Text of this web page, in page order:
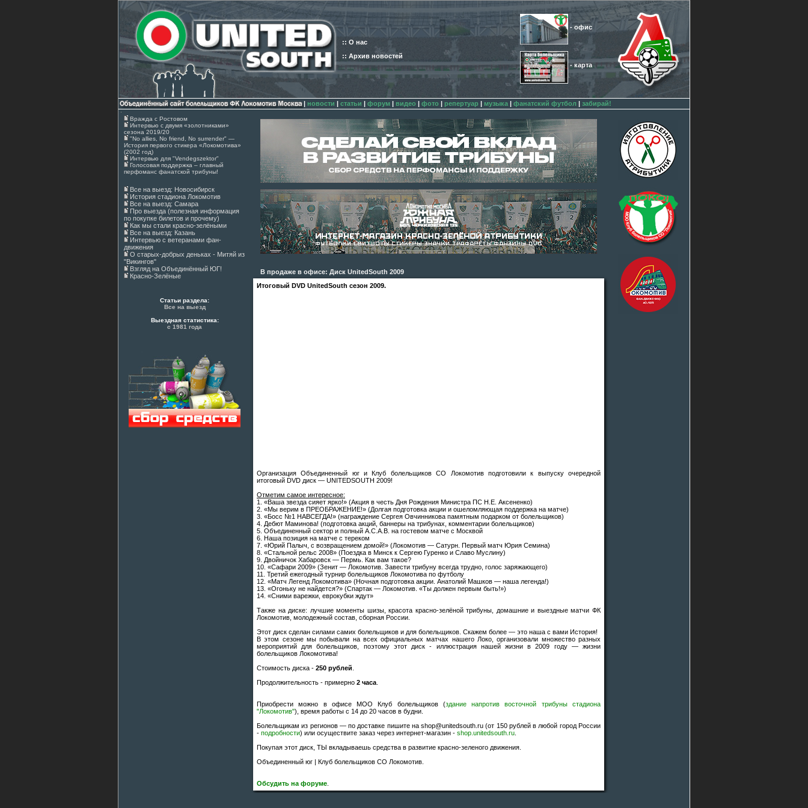
:: О нас
:: Архив новостей
- офис
- карта
| новости | статьи | форум | видео | фото | репертуар | музыка | фанатский футбол | забирай!
Вражда с Ростовом
Интервью с двумя «золотниками»
сезона 2019/20
"No allies, No friend, No surrender" —
История первого стикера «Локомотива»
(2002 год)
Интервью для "Vendegszektor"
Голосовая поддержка – главный
перфоманс фанатской трибуны!
Все на выезд: Новосибирск
История стадиона Локомотив
Все на выезд: Самара
Про выезда (полезная информация
по покупке билетов и прочему)
Как мы стали красно-зелёными
Все на выезд: Казань
Интервью с ветеранами фан-
движения
О старых-добрых деньках - Митяй из
"Викингов"
Взгляд на Объединённый ЮГ!
Красно-Зелёные
Статьи раздела:
Все на выезд
Выездная статистика:
с 1981 года
В продаже в офисе: Диск UnitedSouth 2009
Итоговый DVD UnitedSouth сезон 2009.
Организация Объединенный юг и Клуб болельщиков СО Локомотив подготовили к выпуску очередной
итоговый DVD диск — UNITEDSOUTH 2009!
Отметим самое интересное:
1. «Ваша звезда сияет ярко!» (Акция в честь Дня Рождения Министра ПС Н.Е. Аксененко)
2. «Мы верим в ПРЕОБРАЖЕНИЕ!» (Долгая подготовка акции и ошеломляющая поддержка на матче)
3. «Босс №1 НАВСЕГДА!» (награждение Сергея Овчинникова памятным подарком от болельщиков)
4. Дебют Маминова! (подготовка акций, баннеры на трибунах, комментарии болельщиков)
5. Объединенный сектор и полный A.C.A.B. на гостевом матче с Москвой
6. Наша позиция на матче с тереком
7. «Юрий Палыч, с возвращением домой!» (Локомотив — Сатурн. Первый матч Юрия Семина)
8. «Стальной рельс 2008» (Поездка в Минск к Сергею Гуренко и Славо Муслину)
9. Двойничок Хабаровск — Пермь. Как вам такое?
10. «Сафари 2009» (Зенит — Локомотив. Завести трибуну всегда трудно, голос заряжающего)
11. Третий ежегодный турнир болельщиков Локомотива по футболу
12. «Матч Легенд Локомотива» (Ночная подготовка акции. Анатолий Машков — наша легенда!)
13. «Огоньку не найдется?» (Спартак — Локомотив. «Ты должен первым быть!»)
14. «Сними варежки, еврокубки ждут»
Также на диске: лучшие моменты шизы, красота красно-зелёной трибуны, домашние и выездные матчи ФК
Локомотив, молодежный состав, сборная России.
Этот диск сделан силами самих болельщиков и для болельщиков. Скажем более — это наша с вами История!
В этом сезоне мы побывали на всех официальных матчах нашего Локо, организовали множество разных
мероприятий для болельщиков, поэтому этот диск - иллюстрация нашей жизни в 2009 году — жизни
болельщиков Локомотива!
Стоимость диска - 250 рублей
Продолжительность - примерно 2 часа
Приобрести можно в офисе МОО Клуб болельщиков (здание напротив восточной трибуны стадиона
"Локомотив"), время работы с 14 до 20 часов в будни.
Болельщикам из регионов — по доставке пишите на shop@unitedsouth.ru (от 150 рублей в любой город России
- подробности) или осуществите заказ через интернет-магазин - shop.unitedsouth.ru
Покупая этот диск, ТЫ вкладываешь средства в развитие красно-зеленого движения.
Объединенный юг | Клуб болельщиков СО Локомотив.
Обсудить на форуме